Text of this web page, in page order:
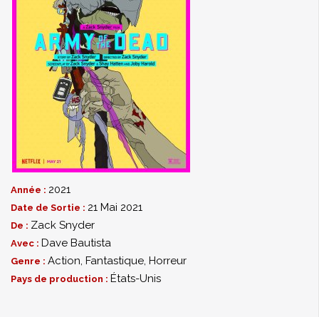
Année : 2021
Date de Sortie : 21 Mai 2021
De : Zack Snyder
Avec : Dave Bautista
Genre : Action, Fantastique, Horreur
Pays de production : États-Unis